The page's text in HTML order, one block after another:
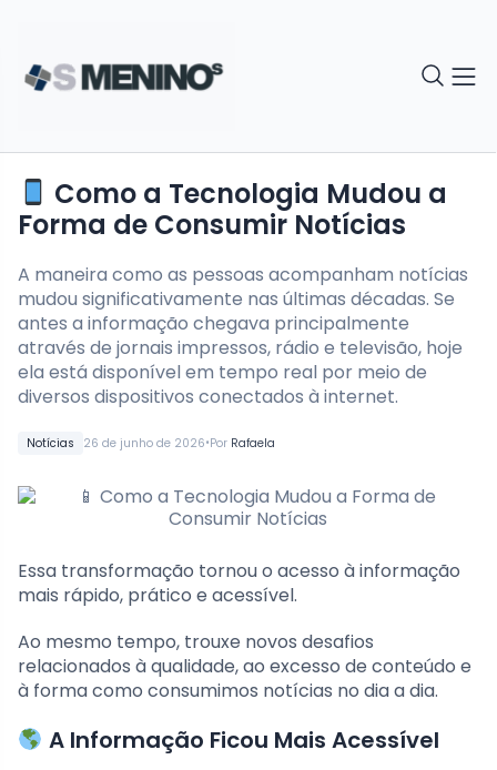
Notícias 26 de junho de 2026•Por Rafaela
Como a Tecnologia Mudou a
Forma de Consumir Notícias
A maneira como as pessoas acompanham notícias
mudou significativamente nas últimas décadas. Se
antes a informação chegava principalmente
através de jornais impressos, rádio e televisão, hoje
ela está disponível em tempo real por meio de
diversos dispositivos conectados à internet.
Essa transformação tornou o acesso à informação
mais rápido, prático e acessível.
Ao mesmo tempo, trouxe novos desafios
relacionados à qualidade, ao excesso de conteúdo e
à forma como consumimos notícias no dia a dia.
A Informação Ficou Mais Acessível